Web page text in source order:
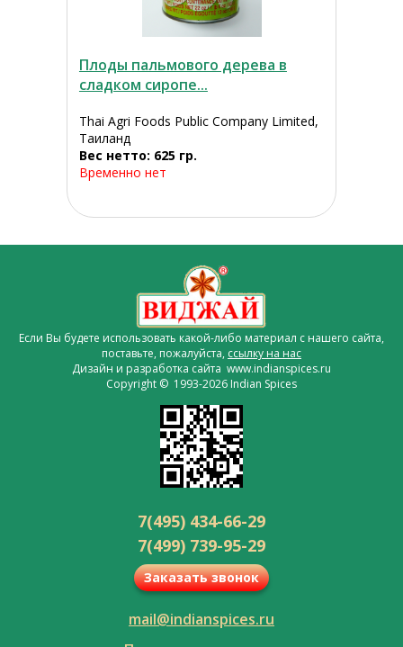
Плоды пальмового дерева в
сладком сиропе...
Thai Agri Foods Public Company Limited,
Таиланд
Вес нетто: 625 гр.
Временно нет
Если Вы будете использовать какой-либо материал с нашего сайта,
поставьте, пожалуйста, ссылку на нас
Дизайн и разработка сайта www.indianspices.ru
Copyright © 1993-2026 Indian Spices
7(495) 434-66-29
7(499) 739-95-29
Заказать звонок
mail@indianspices.ru